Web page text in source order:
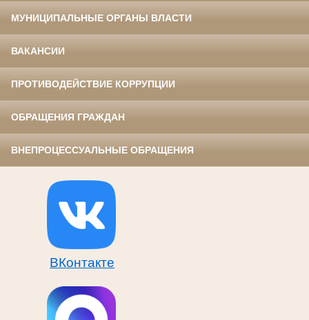
МУНИЦИПАЛЬНЫЕ ОРГАНЫ ВЛАСТИ
ВАКАНСИИ
ПРОТИВОДЕЙСТВИЕ КОРРУПЦИИ
ОБРАЩЕНИЯ ГРАЖДАН
ВНЕПРОЦЕССУАЛЬНЫЕ ОБРАЩЕНИЯ
ВКонтакте